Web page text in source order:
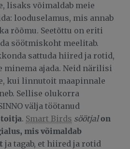
lisaks võimaldab meie
looduselamus, mis annab
rõõmu. Seetõttu on eriti
söötmiskoht meelitab.
sattuda hiired ja rotid,
minema ajada. Neid närilisi
kui linnutoit maapinnale
Sellise olukorra
välja töötanud
. Smart Birds söötjal on
mis võimaldab
ja tagab, et hiired ja rotid